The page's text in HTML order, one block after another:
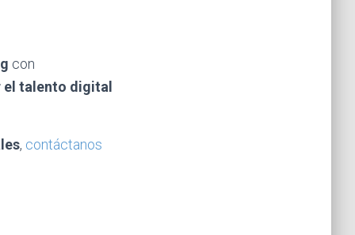
con
talento digital
, contáctanos